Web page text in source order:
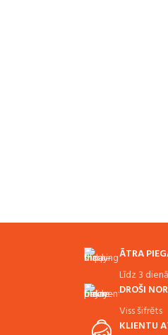
ĀTRA
Līdz 3
DROŠI
Viss šifrēts
KLIENTU